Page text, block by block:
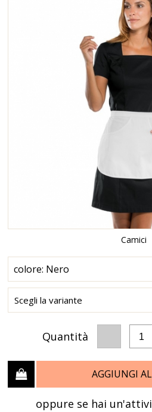
Camici
colore: Nero
Quantità 1
AGGIUNGI
oppure se hai